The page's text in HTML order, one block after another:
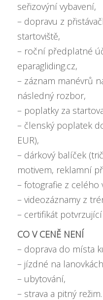
seřizovýní vybavení,
– dopravu z
startoviště,
– roční předplatné
eparagliding.cz,
– záznam manévrů
následný rozbor,
– poplatky za
– členský poplatek
EUR),
– dárkový balíček
motivem, reklamní
– fotografie z celého
– videozáznamy z
– certifikát
CO V CENĚ NENÍ
– doprava do místa
– jízdné na
– ubytování,
– strava a pitný režim.